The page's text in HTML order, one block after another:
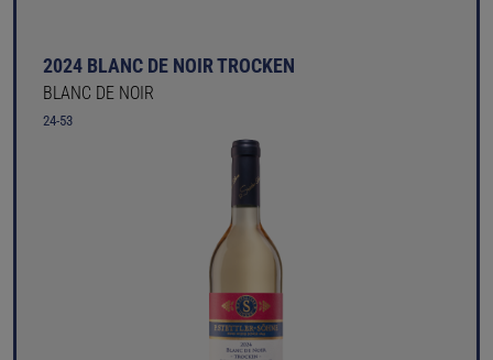
2024 BLANC DE NOIR TROCKEN
BLANC DE NOIR
24-53